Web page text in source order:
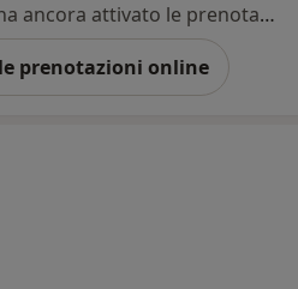
Questo dottore non ha ancora attivato le prenotazioni online presso questo indirizzo.
prenotazioni online